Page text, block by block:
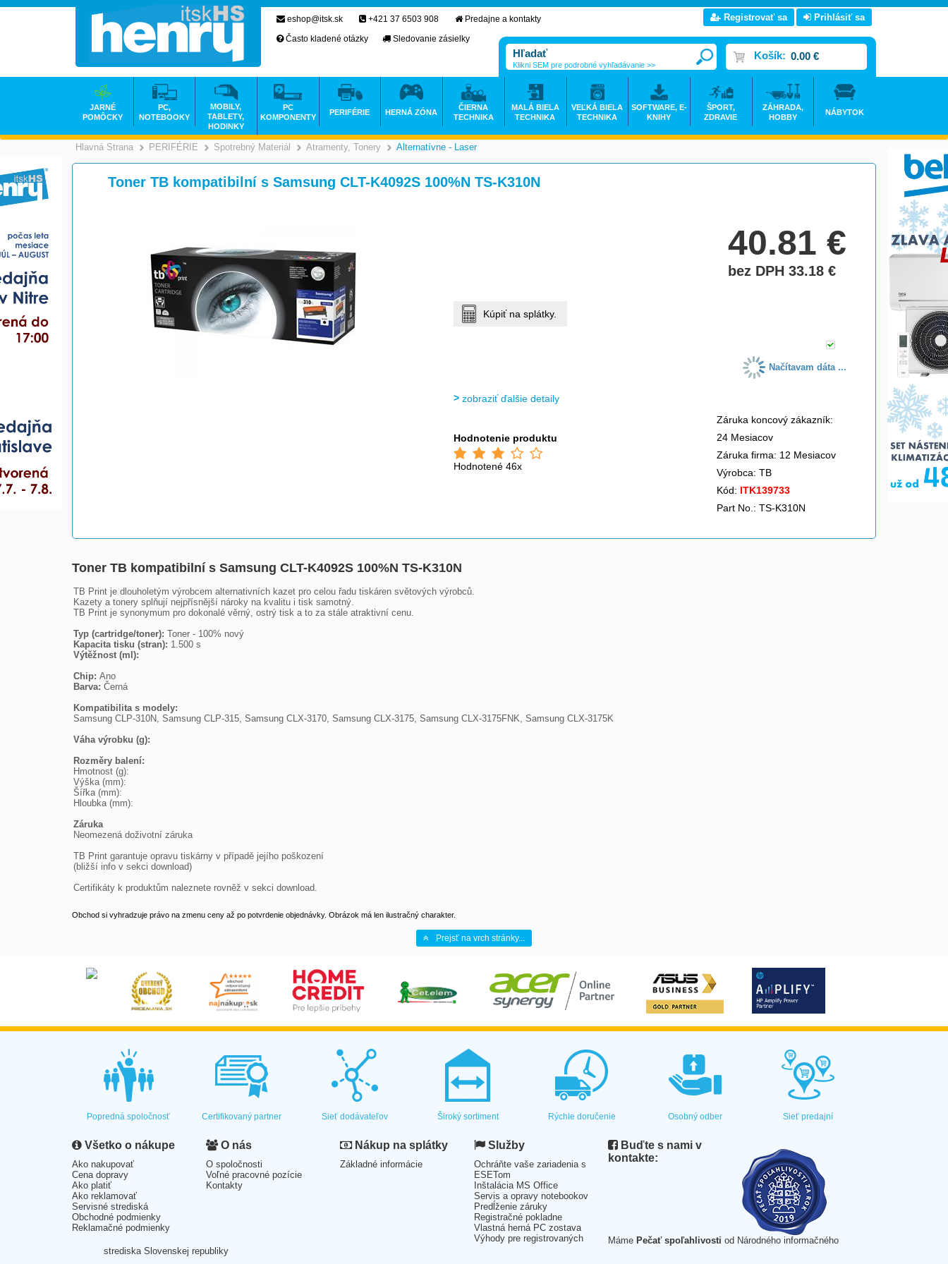
Hlavná Strana >
PERIFÉRIE >
Spotrebný Materiál >
Atramenty, Tonery >
Alternatívne - Laser
Toner TB kompatibilní s Samsung CLT-K4092S 100%N TS-K310N
40.81€
bez DPH 33.18€
Kúpiť na splátky.
Načítavam dáta ...
zobraziť ďalšie detaily
Hodnotenie produktu
Hodnotené 46x
Záruka koncový zákazník:
24 Mesiacov
Záruka firma: 12 Mesiacov
Výrobca: TB
Kód: ITK139733
Part No.: TS-K310N
Toner TB kompatibilní s Samsung CLT-K4092S 100%N TS-K310N
TB Print je dlouholetým výrobcem alternativních kazet pro celou řadu tiskáren světových výrobců.
Kazety a tonery splňují nejpřísnější nároky na kvalitu i tisk samotný.
TB Print je synonymum pro dokonalé věrný, ostrý tisk a to za stále atraktivní cenu.
Typ (cartridge/toner):
Kapacita tisku (stran):
Výtěžnost (ml):
Chip:
Barva: Černá
Kompatibilita s modely:
Samsung CLP-310N, Samsung CLP-315, Samsung CLX-3170, Samsung CLX-3175, Samsung CLX-3175FNK, Samsung CLX-3175K
Váha výrobku (g):
Rozměry balení:
Hmotnost (g):
Výška (mm):
Šířka (mm):
Hloubka (mm):
Záruka
Neomezená doživotní záruka
TB Print garantuje opravu tiskárny v případě jejího poškození
(bližší info v sekci download)
Certifikáty k produktům naleznete rovněž v sekci download.
Obchod si vyhradzuje právo na zmenu ceny až po potvrdenie objednávky. Obrázok má len ilustračný charakter.
Prejsť na vrch stránky...
eshop@itsk.sk +421 37 6503 908
Predajne a kontakty
Často kladené otázky
Sledovanie zásielky
Registrovať sa Prihlásiť sa
Košík: 0.00 €
Klikni SEM pre podrobné vyhľadávanie >>
JARNÉ
POMÔCKY
PC,
NOTEBOOKY
MOBILY,
TABLETY,
HODINKY
PC
KOMPONENTY
PERIFÉRIE HERNÁ ZÓNA
ČIERNA
TECHNIKA
MALÁ BIELA
TECHNIKA
VEĽKÁ BIELA
TECHNIKA
SOFTWARE, E-
KNIHY
ŠPORT,
ZDRAVIE
ZÁHRADA,
HOBBY
NÁBYTOK
Popredná spoločnosť Certifikovaný partner Sieť dodávateľov Široký sortiment Rýchle doručenie Osobný odber Sieť predajní
Všetko o nákupe
Ako nakupovať
Cena dopravy
Ako platiť
Ako reklamovať
Servisné strediská
Obchodné podmienky
Reklamačné podmienky
O nás
O spoločnosti
Voľné pracovné pozície
Kontakty
Nákup na splátky
Základné informácie
Služby
Ochráňte vaše zariadenia s
ESETom
Inštalácia MS Office
Servis a opravy notebookov
Predĺženie záruky
Registračné pokladne
Vlastná herná PC zostava
Výhody pre registrovaných
Buďte s nami v
kontakte:
Máme Pečať spoľahlivosti od Národného informačného
strediska Slovenskej republiky